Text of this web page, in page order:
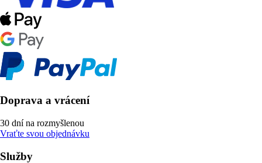
Doprava a vrácení
30 dní na rozmyšlenou
Vraťte svou objednávku
Služby